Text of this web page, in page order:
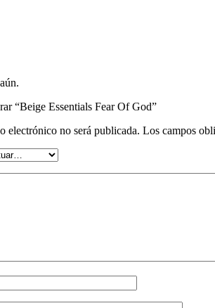
“Beige Essentials Fear Of God”
electrónico no será publicada. Los campos